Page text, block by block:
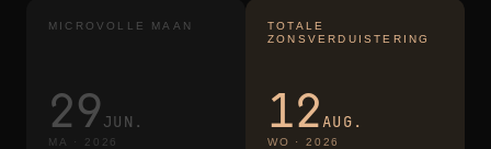
MICROVOLLE MAAN
29JUN.
MA · 2026
TOTALE
ZONSVERDUISTERING
12AUG.
WO · 2026